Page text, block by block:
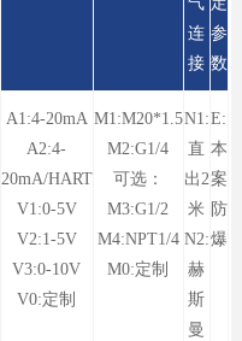
连
接
参
数
A1:4-20mA
A2:4-
20mA/HART
V1:0-5V
V2:1-5V
V3:0-10V
V0:定制
M1:M20*1.5
M2:G1/4
可选：
M3:G1/2
M4:NPT1/4
M0:定制
N1:
直
出2
米
N2:
赫
斯
曼
E:
本
案
防
爆